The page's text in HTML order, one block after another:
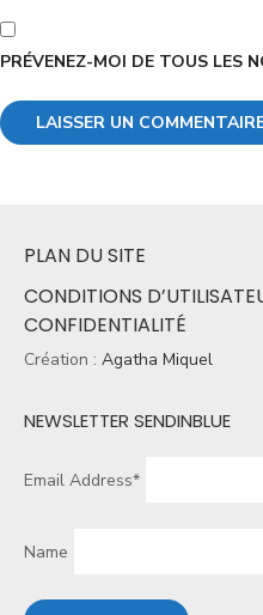
PRÉVENEZ-MOI DE TOUS LES
PLAN DU SITE
CONDITIONS
CONFIDENTIALITÉ
Création : Agatha Miquel
NEWSLETTER SENDINBLUE
Email Address*
Name